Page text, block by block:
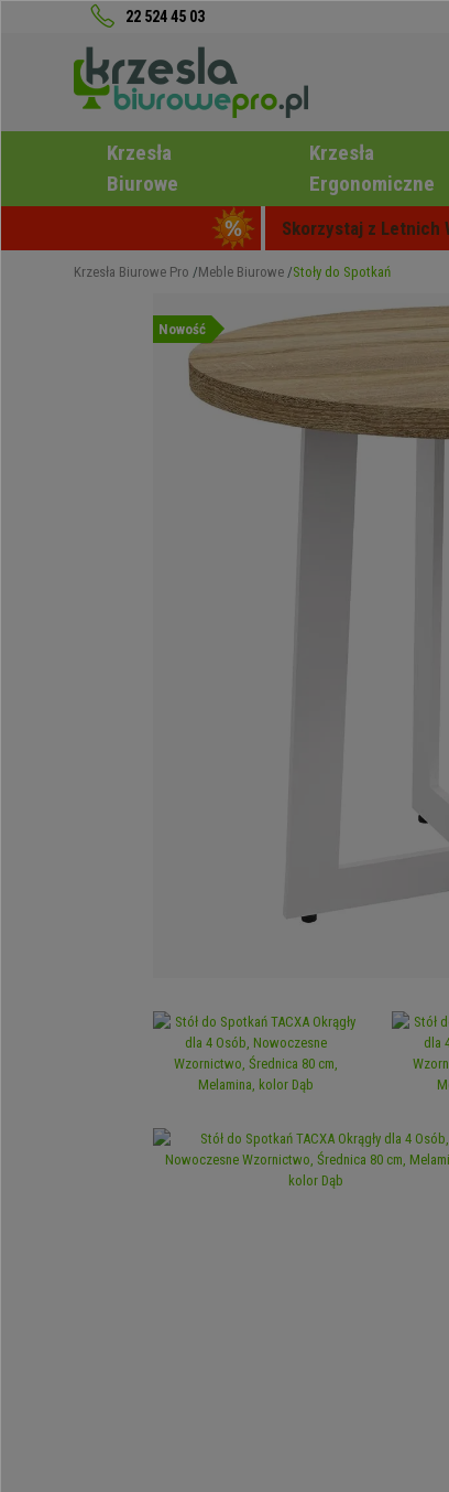
22 524 45 03
Krzesła
Biurowe
Krzesła
Ergonomiczne
Skorzystaj z Letnich
Krzesła Biurowe Pro Meble Biurowe Stoły do Spotkań
Nowość